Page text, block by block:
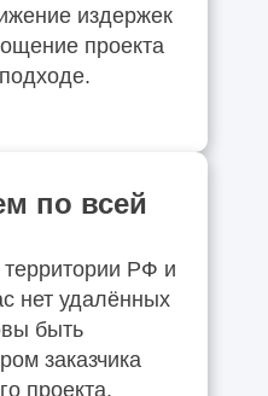
издержек
проекта
по всей
РФ и
нет удалённых
быть
заказчика
проекта.